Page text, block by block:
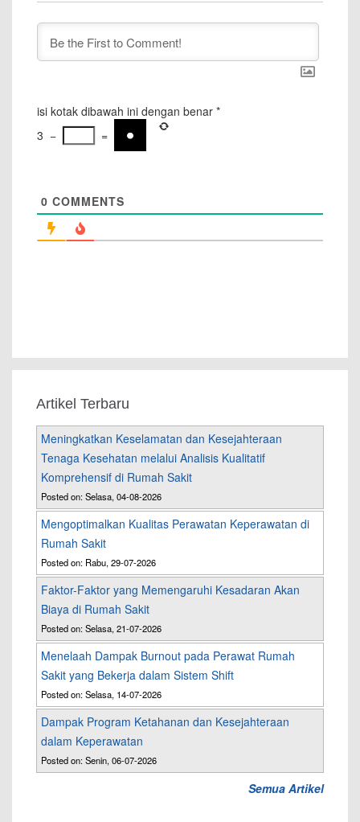
isi kotak dibawah ini dengan benar *
3 − =
0 COMMENTS
Artikel Terbaru
Meningkatkan Keselamatan dan Kesejahteraan
Tenaga Kesehatan melalui Analisis Kualitatif
Komprehensif di Rumah Sakit
Posted on: Selasa, 04-08-2026
Mengoptimalkan Kualitas Perawatan Keperawatan di
Rumah Sakit
Posted on: Rabu, 29-07-2026
Faktor-Faktor yang Memengaruhi Kesadaran Akan
Biaya di Rumah Sakit
Posted on: Selasa, 21-07-2026
Menelaah Dampak Burnout pada Perawat Rumah
Sakit yang Bekerja dalam Sistem Shift
Posted on: Selasa, 14-07-2026
Dampak Program Ketahanan dan Kesejahteraan
dalam Keperawatan
Posted on: Senin, 06-07-2026
Semua Artikel